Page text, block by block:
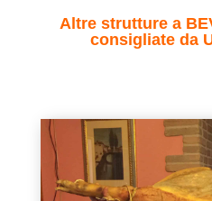
Altre strutture a
consigliate da